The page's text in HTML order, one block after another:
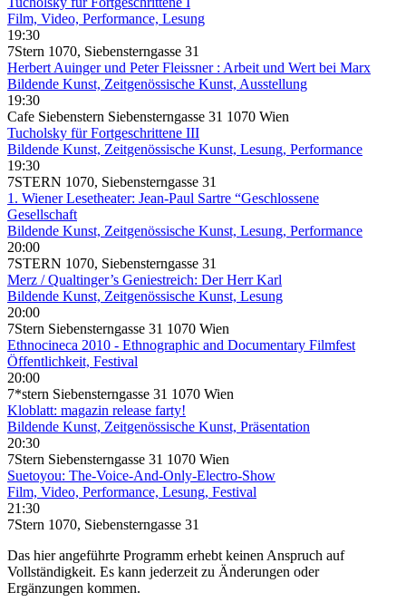
Film, Video, Performance, Lesung
19:30
7Stern 1070, Siebensterngasse 31
Herbert Auinger und Peter Fleissner : Arbeit und Wert bei Marx
Bildende Kunst, Zeitgenössische Kunst, Ausstellung
19:30
Cafe Siebenstern Siebensterngasse 31 1070 Wien
Tucholsky für Fortgeschrittene III
Bildende Kunst, Zeitgenössische Kunst, Lesung, Performance
19:30
7STERN 1070, Siebensterngasse 31
1. Wiener Lesetheater: Jean-Paul Sartre “Geschlossene
Gesellschaft
Bildende Kunst, Zeitgenössische Kunst, Lesung, Performance
20:00
7STERN 1070, Siebensterngasse 31
Merz / Qualtinger’s Geniestreich: Der Herr Karl
Bildende Kunst, Zeitgenössische Kunst, Lesung
20:00
7Stern Siebensterngasse 31 1070 Wien
Ethnocineca 2010 - Ethnographic and Documentary Filmfest
Öffentlichkeit, Festival
20:00
7*stern Siebensterngasse 31 1070 Wien
Kloblatt: magazin release farty!
Bildende Kunst, Zeitgenössische Kunst, Präsentation
20:30
7Stern Siebensterngasse 31 1070 Wien
Suetoyou: The-Voice-And-Only-Electro-Show
Film, Video, Performance, Lesung, Festival
21:30
7Stern 1070, Siebensterngasse 31
Das hier angeführte Programm erhebt keinen Anspruch auf
Vollständigkeit. Es kann jederzeit zu Änderungen oder
Ergänzungen kommen.